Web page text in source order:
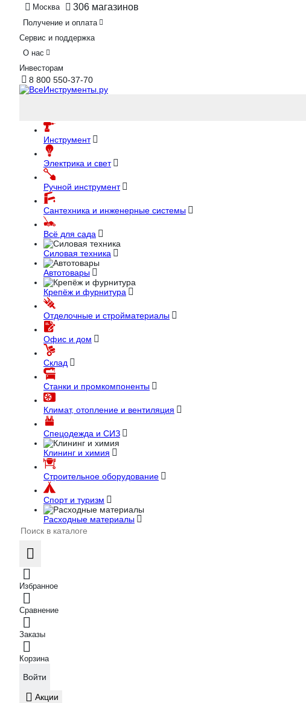
Москва 306 магазинов
Получение и оплата
Сервис и поддержка
О нас
Инвесторам
8 800 550-37-70
Инструмент
Электрика и свет
Ручной инструмент
Сантехника и инженерные системы
Всё для сада
Силовая техника
Автотовары
Крепёж и фурнитура
Отделочные и стройматериалы
Офис и дом
Склад
Станки и промкомпоненты
Климат, отопление и вентиляция
Спецодежда и СИЗ
Клининг и химия
Строительное оборудование
Спорт и туризм
Расходные материалы
Избранное
Сравнение
Заказы
Корзина
Войти
Акции